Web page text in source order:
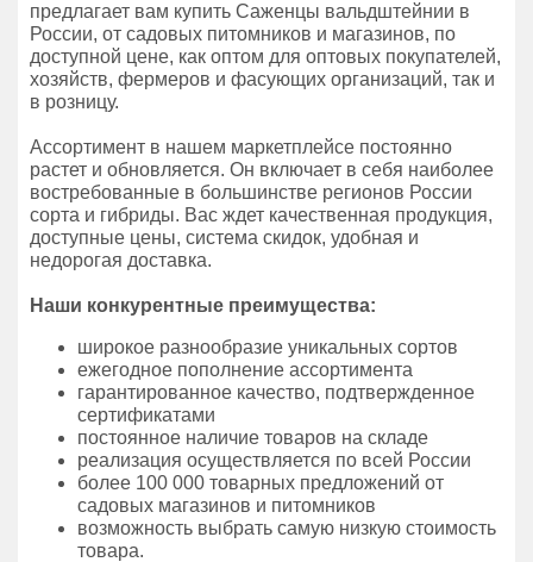
предлагает вам купить Саженцы вальдштейнии в
России, от садовых питомников и магазинов, по
доступной цене, как оптом для оптовых покупателей,
хозяйств, фермеров и фасующих организаций, так и
в розницу.
Ассортимент в нашем маркетплейсе постоянно
растет и обновляется. Он включает в себя наиболее
востребованные в большинстве регионов России
сорта и гибриды. Вас ждет качественная продукция,
доступные цены, система скидок, удобная и
недорогая доставка.
Наши конкурентные преимущества:
широкое разнообразие уникальных сортов
ежегодное пополнение ассортимента
гарантированное качество, подтвержденное
сертификатами
постоянное наличие товаров на складе
реализация осуществляется по всей России
более 100 000 товарных предложений от
садовых магазинов и питомников
возможность выбрать самую низкую стоимость
товара.